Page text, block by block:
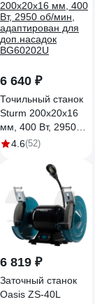
6 640 ₽
Точильный станок
Sturm 200х20х16
мм, 400 Вт, 2950
об/мин,
доп.насадок
4.6(52)
6 819 ₽
Заточный станок
Oasis ZS-40L